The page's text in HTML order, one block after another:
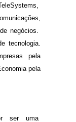
de negócios.
tecnologia.
pela
pela
ser
uma